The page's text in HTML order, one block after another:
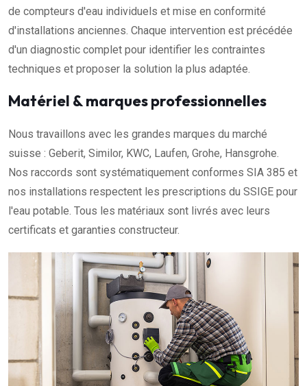
de compteurs d'eau individuels et mise en conformité
d'installations anciennes. Chaque intervention est précédée
d'un diagnostic complet pour identifier les contraintes
techniques et proposer la solution la plus adaptée.
Matériel & marques professionnelles
Nous travaillons avec les grandes marques du marché
suisse : Geberit, Similor, KWC, Laufen, Grohe, Hansgrohe.
Nos raccords sont systématiquement conformes SIA 385 et
nos installations respectent les prescriptions du SSIGE pour
l'eau potable. Tous les matériaux sont livrés avec leurs
certificats et garanties constructeur.